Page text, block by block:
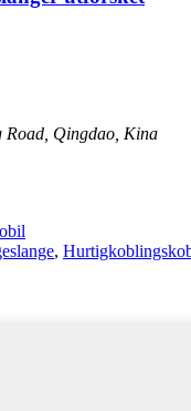
Road, Qingdao, Kina
,